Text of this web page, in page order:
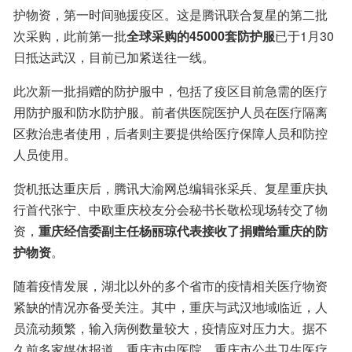
护物资，第一时间驰援疫区。这是腾讯联合复星的第二批
次采购，此前第一批全球采购的45000套防护服已于1月30
日抵达武汉，目前已加紧送往一线。
此次新一批捐赠的防护服中，包括了疫区目前急需的医疗
用防护服和防水防护服。前者供医院医护人员在医疗隔离
区救治患者使用，后者则主要提供给医疗保障人员和防控
人员使用。
货机抵达重庆后，腾讯大渝网总编辑张采兵、复星重庆执
行首代张宁、中欧重庆校友分会秘书长敬松现场转交了物
资， 重庆经信委副主任杨丽琼代表接收了捐赠给重庆的防
护物资。
随着疫情发展，湖北以外的多个省市的疫情相关医疗物资
紧缺的情况亦备受关注。其中，重庆与武汉地域临近，人
员流动频繁，输入病例数量较大，疫情应对压力大。据不